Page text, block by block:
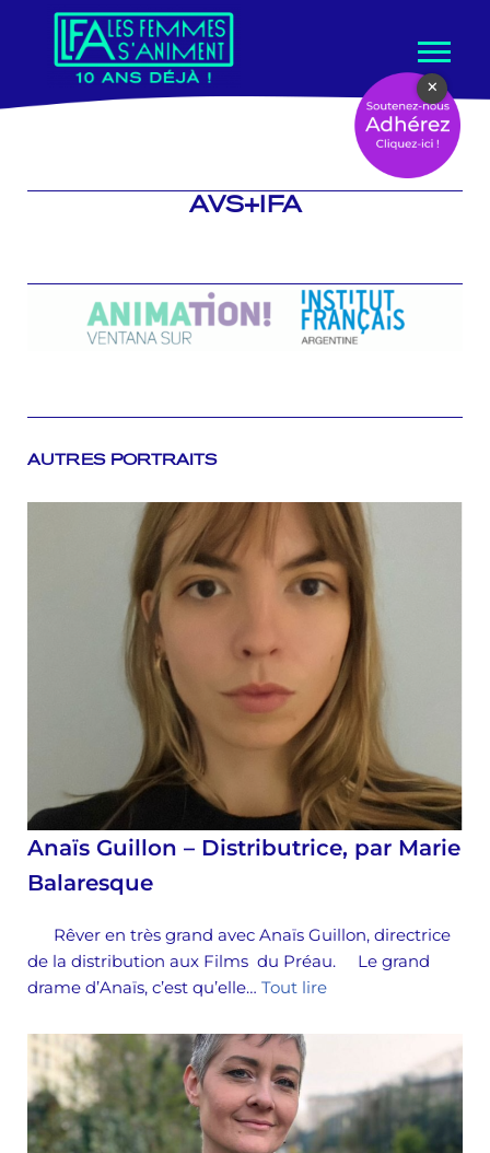
contenu
AVS+IFA
AUTRES PORTRAITS
Anaïs Guillon – Distributrice, par Marie
Balaresque
Rêver en très grand avec Anaïs Guillon, directrice
de la distribution aux Films du Préau. Le grand
drame d’Anaïs, c’est qu’elle… Tout lire
×